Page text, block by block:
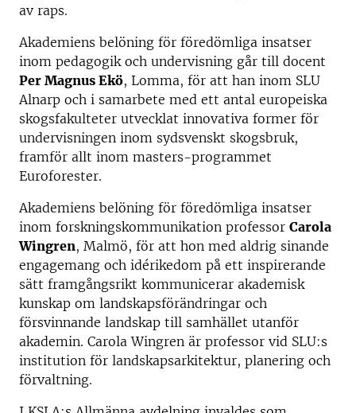
av raps.
Akademiens belöning för föredömliga insatser
inom pedagogik och undervisning går till docent
Per Magnus Ekö, Lomma, för att han inom SLU
Alnarp och i samarbete med ett antal europeiska
skogsfakulteter utvecklat innovativa former för
undervisningen inom sydsvenskt skogsbruk,
framför allt inom masters-programmet
Euroforester.
Akademiens belöning för föredömliga insatser
inom forskningskommunikation professor Carola
Wingren, Malmö, för att hon med aldrig sinande
engagemang och idérikedom på ett inspirerande
sätt framgångsrikt kommunicerar akademisk
kunskap om landskapsförändringar och
försvinnande landskap till samhället utanför
akademin. Carola Wingren är professor vid SLU:s
institution för landskapsarkitektur, planering och
förvaltning.